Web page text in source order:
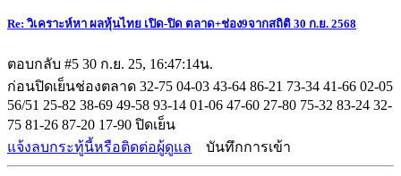
Re: วิเคราะห์หา ผลหุ้นไทย เปิด-ปิด ตลาด+ช่อง9จากสถิติ 30 ก.ย. 2568
ตอบกลับ #5 30 ก.ย. 25, 16:47:14น.
ก่อนปิดเย็นช่องตลาด 32-75 04-03 43-64 86-21 73-34 41-66 02-05
56/51 25-82 38-69 49-58 93-14 01-06 47-60 27-80 75-32 83-24 32-
75 81-26 87-20 17-90 ปิดเย็น
แจ้งลบกระทู้นี้หรือติดต่อผู้ดูแล
บันทึกการเข้า